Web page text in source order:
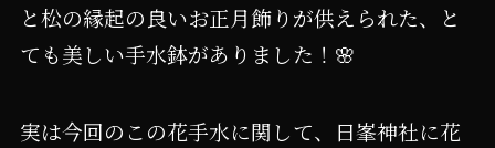
と松の縁起の良いお正月飾りが供えられた、と
ても美しい手水鉢がありました！🌸
実は今回のこの花手水に関して、日峯神社に花